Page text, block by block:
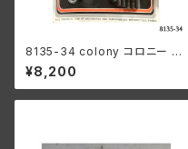
8135-34 colony コロニー カ
ドミメッキ ファスナー モーター
ケース キット ハーレーダビッド
ソン
¥8,200